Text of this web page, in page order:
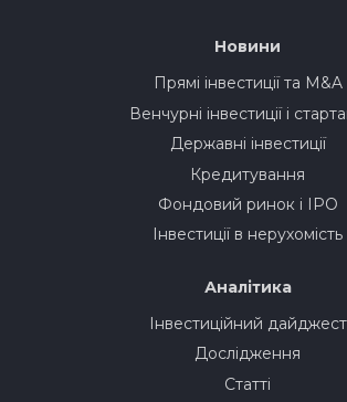
Новини
Прямі інвестиції та M&A
Венчурні інвестиції і
Державні інвестиції
Кредитування
Фондовий ринок і IPO
Інвестиції в нерухомість
Аналітика
Інвестиційний дайджест
Дослідження
Статті